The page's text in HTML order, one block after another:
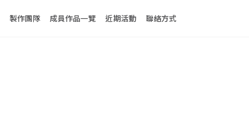
製作團隊 成員作品一覽 近期活動 聯絡方式